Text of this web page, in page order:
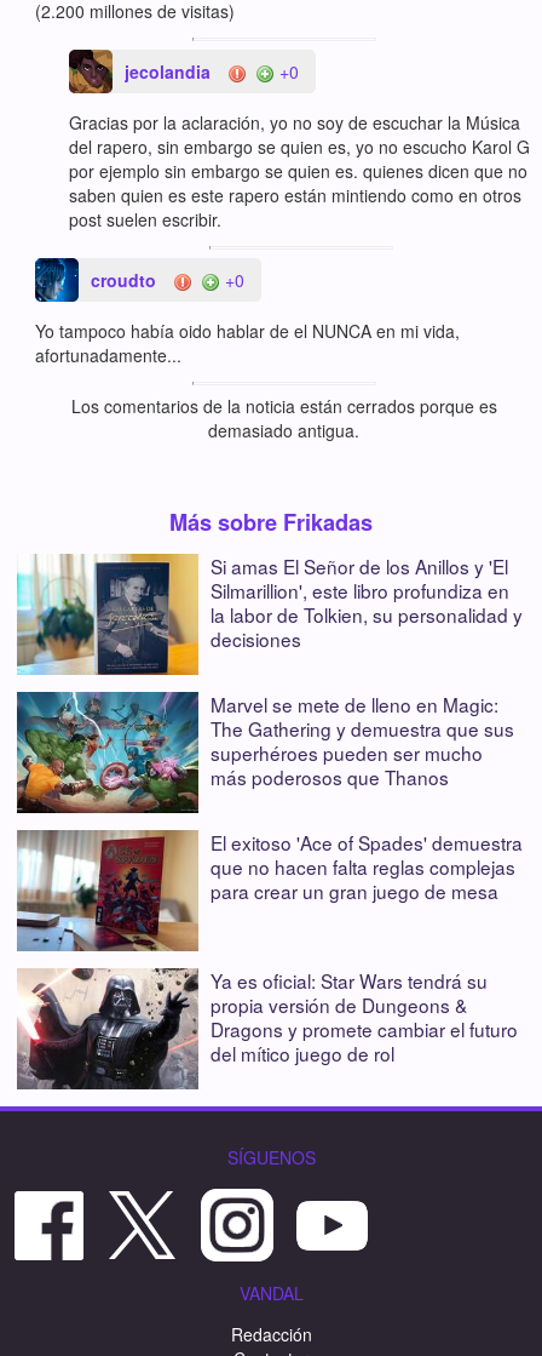
(2.200 millones de visitas)
jecolandia +0
Gracias por la aclaración, yo no soy de escuchar la Música
del rapero, sin embargo se quien es, yo no escucho Karol G
por ejemplo sin embargo se quien es. quienes dicen que no
saben quien es este rapero están mintiendo como en otros
post suelen escribir.
croudto +0
Yo tampoco había oido hablar de el NUNCA en mi vida,
afortunadamente...
Los comentarios de la noticia están cerrados porque es
demasiado antigua.
Más sobre Frikadas
Si amas El Señor de los Anillos y 'El
Silmarillion', este libro profundiza en
la labor de Tolkien, su personalidad y
decisiones
Marvel se mete de lleno en Magic:
The Gathering y demuestra que sus
superhéroes pueden ser mucho
más poderosos que Thanos
El exitoso 'Ace of Spades' demuestra
que no hacen falta reglas complejas
para crear un gran juego de mesa
Ya es oficial: Star Wars tendrá su
propia versión de Dungeons &
Dragons y promete cambiar el futuro
del mítico juego de rol
SÍGUENOS
VANDAL
Redacción